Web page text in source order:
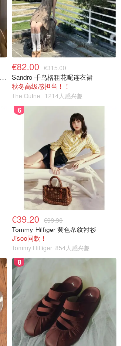
Stuart Weitzman THE OUTNET Jocey 弹力绒面过膝靴
€82.00 €315.00
Sandro 千鸟格粗花呢连衣裙
秋冬高级感担当！！
The Outnet 1214人感兴趣
6
€39.20 €99.90
Tommy Hilfiger 黄色条纹衬衫
Jisoo同款！
Tommy Hilfiger 854人感兴趣
8